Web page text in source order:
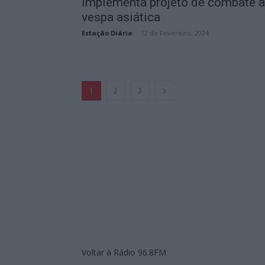
vespa asiática
Estação Diária 12 de Fevereiro, 2024
1 2 3
Voltar à Rádio 96.8FM